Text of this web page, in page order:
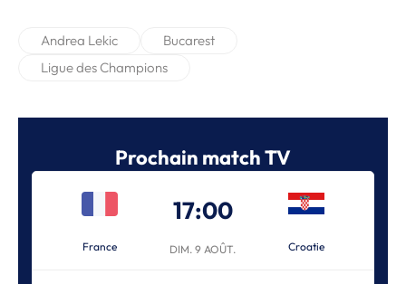
Andrea Lekic
Bucarest
Ligue des Champions
Prochain match TV
France
17:00
DIM. 9 AOÛT. Croatie